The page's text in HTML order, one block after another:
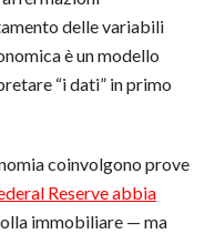
delle variabili
è un modello
“i dati” in primo
coinvolgono prove
Reserve abbia
immobiliare — ma